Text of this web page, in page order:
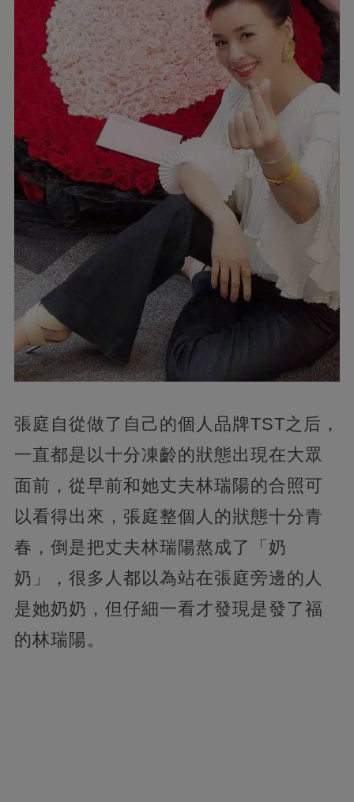
張庭自從做了自己的個人品牌TST之后，
一直都是以十分凍齡的狀態出現在大眾
面前，從早前和她丈夫林瑞陽的合照可
以看得出來，張庭整個人的狀態十分青
春，倒是把丈夫林瑞陽熬成了「奶
奶」，很多人都以為站在張庭旁邊的人
是她奶奶，但仔細一看才發現是發了福
的林瑞陽。